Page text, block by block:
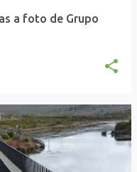
a foto de Grupo